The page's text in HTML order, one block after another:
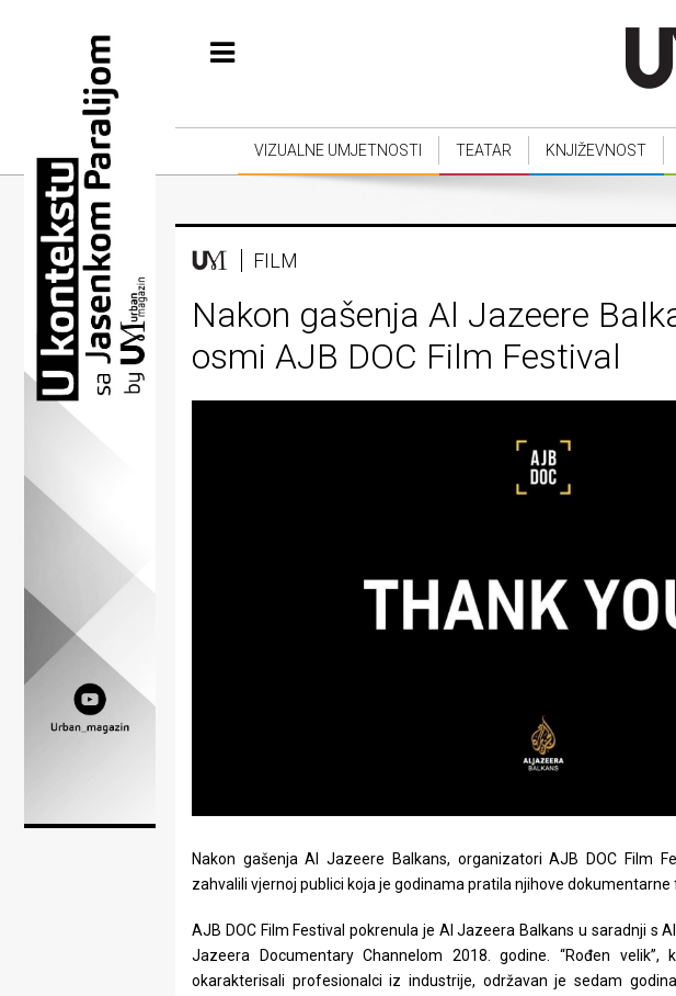
Vizualne
umjetnosti
Teatar
Književnost
Muzika
Film
Intervju
Kolumne
Lifestyle
Beauty
Zdravlje
stolom
u
VIZUALNE UMJETNOSTI TEATAR KNJIŽEVNOST
FILM
Nakon gašenja Al Jazeere
osmi AJB DOC Film Festival
Nakon gašenja Al Jazeere Balkans, organizatori AJB DOC Film
zahvalili vjernoj publici koja je godinama pratila njihove dokumentarne
AJB DOC Film Festival pokrenula je Al Jazeera Balkans u saradnji s
Jazeera Documentary Channelom 2018. godine. “Rođen
okarakterisali profesionalci iz industrije, održavan je sedam